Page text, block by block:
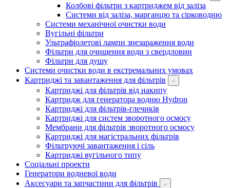
Колбові фільтри з картриджем від заліза
Системи від заліза, марганцю та сірководню
Системи механічної очистки води
Вугільні фільтри
Ультрафіолетові лампи знезараження води
Фільтри для очищення води з свердловин
Фільтри для душу
Системи очистки води в екстремальних умовах
Картриджі та завантаження для фільтрів
Картриджі для фільтрів від накипу
Картридж для генератора водню Hydron
Картриджі для фільтрів-глечиків
Картриджі для систем зворотного осмосу
Мембрани для фільтрів зворотного осмосу
Картриджі для магістральних фільтрів
Фільтруючі завантаження і сіль
Картриджі вугільного типу
Соціальні проекти
Генератори водневої води
Аксесуари та запчастини для фільтрів